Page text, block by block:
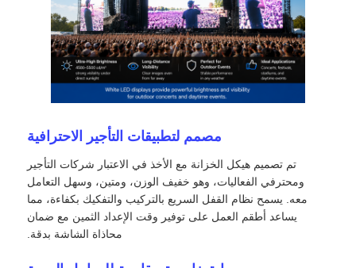
معلومات عنا
جولة في المصنع
اتصل بنا
مصمم لتطبيقات التأجير الاحترافية
تم تصميم هيكل الخزانة مع الأخذ في الاعتبار شركات التأجير
ومحترفي الفعاليات، وهو خفيف الوزن، ومتين، وسهل التعامل
معه. يسمح نظام القفل السريع بالتركيب والتفكيك بكفاءة، مما
يساعد أطقم العمل على توفير وقت الإعداد الثمين مع ضمان
محاذاة الشاشة بدقة.